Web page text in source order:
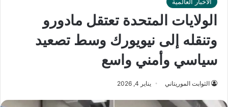
الولايات المتحدة تعتقل مادورو
وتنقله إلى نيويورك وسط تصعيد
سياسي وأمني واسع
الثوابت الموريتاني يناير 4, 2026